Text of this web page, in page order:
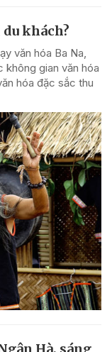
du khách?
văn hóa Ba Na,
không gian văn hóa
hóa đặc sắc thu